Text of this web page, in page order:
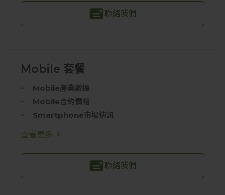
聯絡我們
Mobile 套餐
Mobile產業數據
Mobile合約價格
Smartphone市場快訊
查看更多
聯絡我們